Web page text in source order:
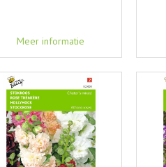
Meer informatie